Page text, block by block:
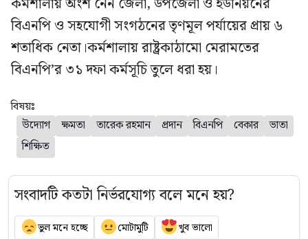
বিএনপি ও সহযোগী সংগঠনের তৃণমূল পর্যায়ের প্রায় ৬
শতাধিক নেতা।কর্মশালায় রাষ্ট্রকাঠামো মেরামতের
বিএনপি’র ৩১ দফা কর্মসূচি তুলে ধরা হয়।
বিষয়ঃ
উদ্যোগ
ক্ষমতা তারেক রহমান প্রদান বিএনপি বেকার
ভাতা
শিক্ষিত
সংবাদটি কতটা নির্ভরযোগ্য বলে মনে হয়?
ভুল মনে হচ্ছে মোটামুটি খুব ভালো